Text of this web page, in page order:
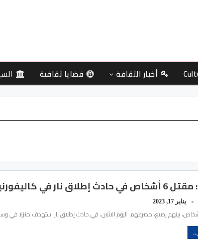
أخبار الثقافة قضايا ثقافية
إطلاق نار في كاليفورنيا
يناير 17, 2023
بينهم رضيع، مصرعهم، اليوم الاثنين، في حادث إطلاق نار استهدف منزلا في